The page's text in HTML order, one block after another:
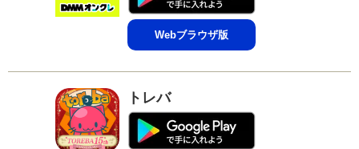
Webブラウザ版
トレバ